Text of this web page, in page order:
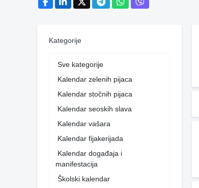
Kategorije
Sve kategorije
Kalendar zelenih pijaca
Kalendar stočnih pijaca
Kalendar seoskih slava
Kalendar vašara
Kalendar fijakerijada
Kalendar događaja i
manifestacija
Školski kalendar